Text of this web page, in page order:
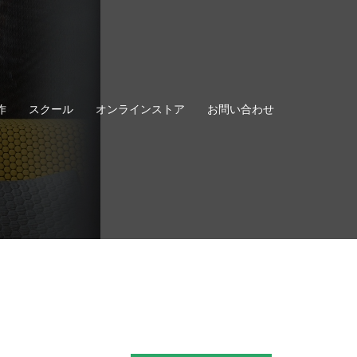
スクール オンラインストア お問い合わせ